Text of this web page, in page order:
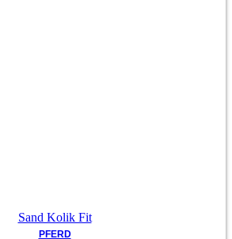
Sand Kolik Fit
PFERD